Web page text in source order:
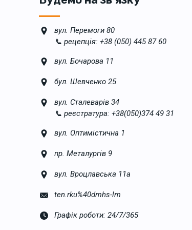
вул. Перемоги 80
📞 рецепція: +38 (050) 445 87 60
вул. Бочарова 11
бул. Шевченко 25
вул. Сталеварів 34
📞 реєстратура: +38(050)374 49 31
вул. Оптимістична 1
пр. Металургів 9
вул. Вроцлавська 11а
ten.rku%40dmhs-lm
Графік роботи: 24/7/365